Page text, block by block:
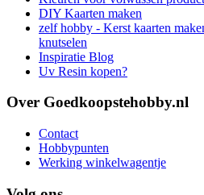
DIY Kaarten maken
zelf hobby - Kerst kaarten
knutselen
Inspiratie Blog
Uv Resin kopen?
Over Goedkoopstehobby.nl
Contact
Hobbypunten
Werking winkelwagentje